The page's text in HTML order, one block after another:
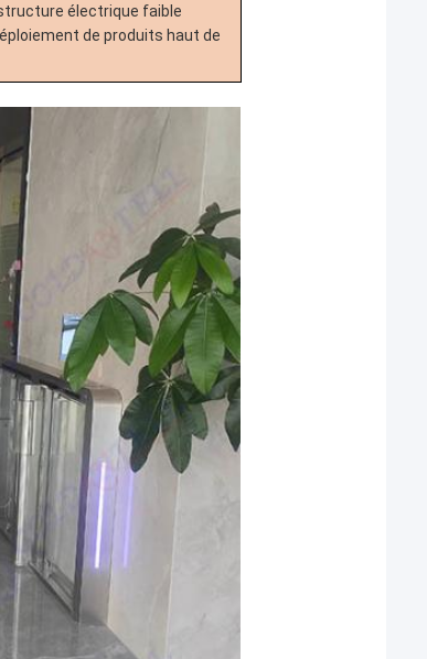
électrique faible
de produits haut de